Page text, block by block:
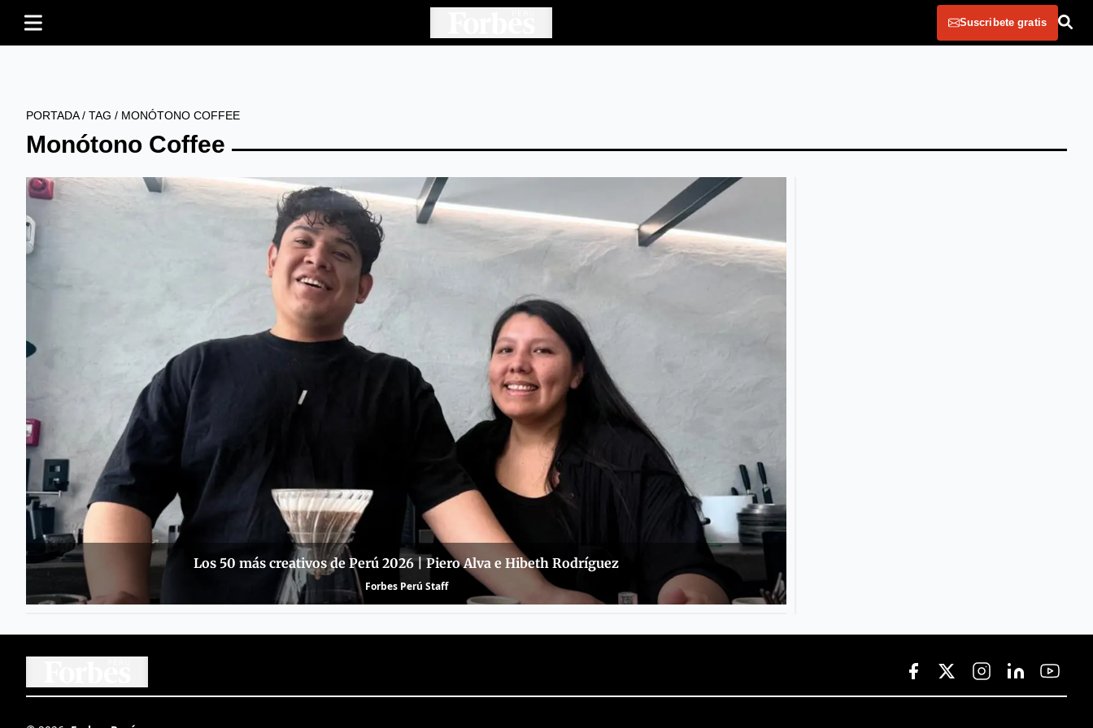
Suscribete gratis
PORTADA/ TAG / MONÓTONO COFFEE
Monótono Coffee
Los 50 más creativos de Perú 2026 | Piero Alva e Hibeth Rodríguez
Forbes Perú Staff